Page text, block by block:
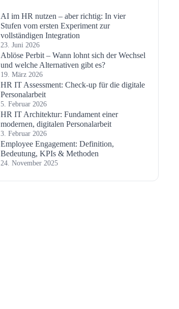
AI im HR nutzen – aber richtig: In vier
Stufen vom ersten Experiment zur
vollständigen Integration
23. Juni 2026
Ablöse Perbit – Wann lohnt sich der Wechsel
und welche Alternativen gibt es?
19. März 2026
HR IT Assessment: Check-up für die digitale
Personalarbeit
5. Februar 2026
HR IT Architektur: Fundament einer
modernen, digitalen Personalarbeit
3. Februar 2026
Employee Engagement: Definition,
Bedeutung, KPIs & Methoden
24. November 2025